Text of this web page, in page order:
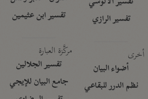
تفسير الرازي
أخرى
أضواء البيان
نظم الدرر للبقاعي
تفسير ابن عثيمين
مركَّزة العبارة
تفسير الجلالين
جامع البيان للإيجي